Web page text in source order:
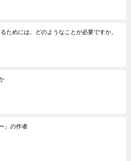
ためには、どのようなことが必要ですか。
」の作者